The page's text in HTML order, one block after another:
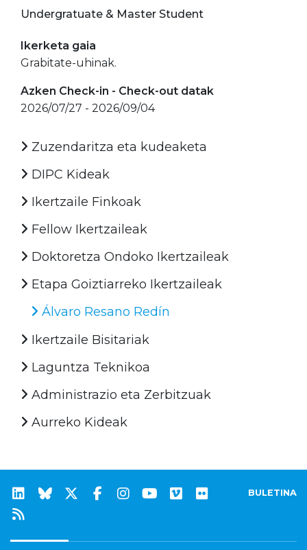
Undergratuate & Master Student
Ikerketa gaia
Grabitate-uhinak.
Azken Check-in - Check-out datak
2026/07/27 - 2026/09/04
Zuzendaritza eta kudeaketa
DIPC Kideak
Ikertzaile Finkoak
Fellow Ikertzaileak
Doktoretza Ondoko Ikertzaileak
Etapa Goiztiarreko Ikertzaileak
Álvaro Resano Redín
Ikertzaile Bisitariak
Laguntza Teknikoa
Administrazio eta Zerbitzuak
Aurreko Kideak
BULETINA